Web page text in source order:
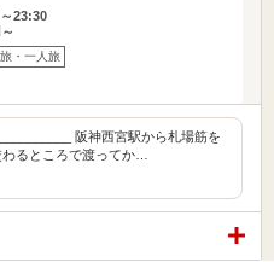
23:30
・一人旅
阪神西宮駅から札場筋を
るところで渡ってか…